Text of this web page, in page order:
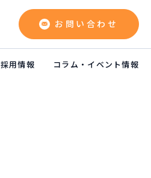
採用情報 コラム・イベント情報
お問い合わせ